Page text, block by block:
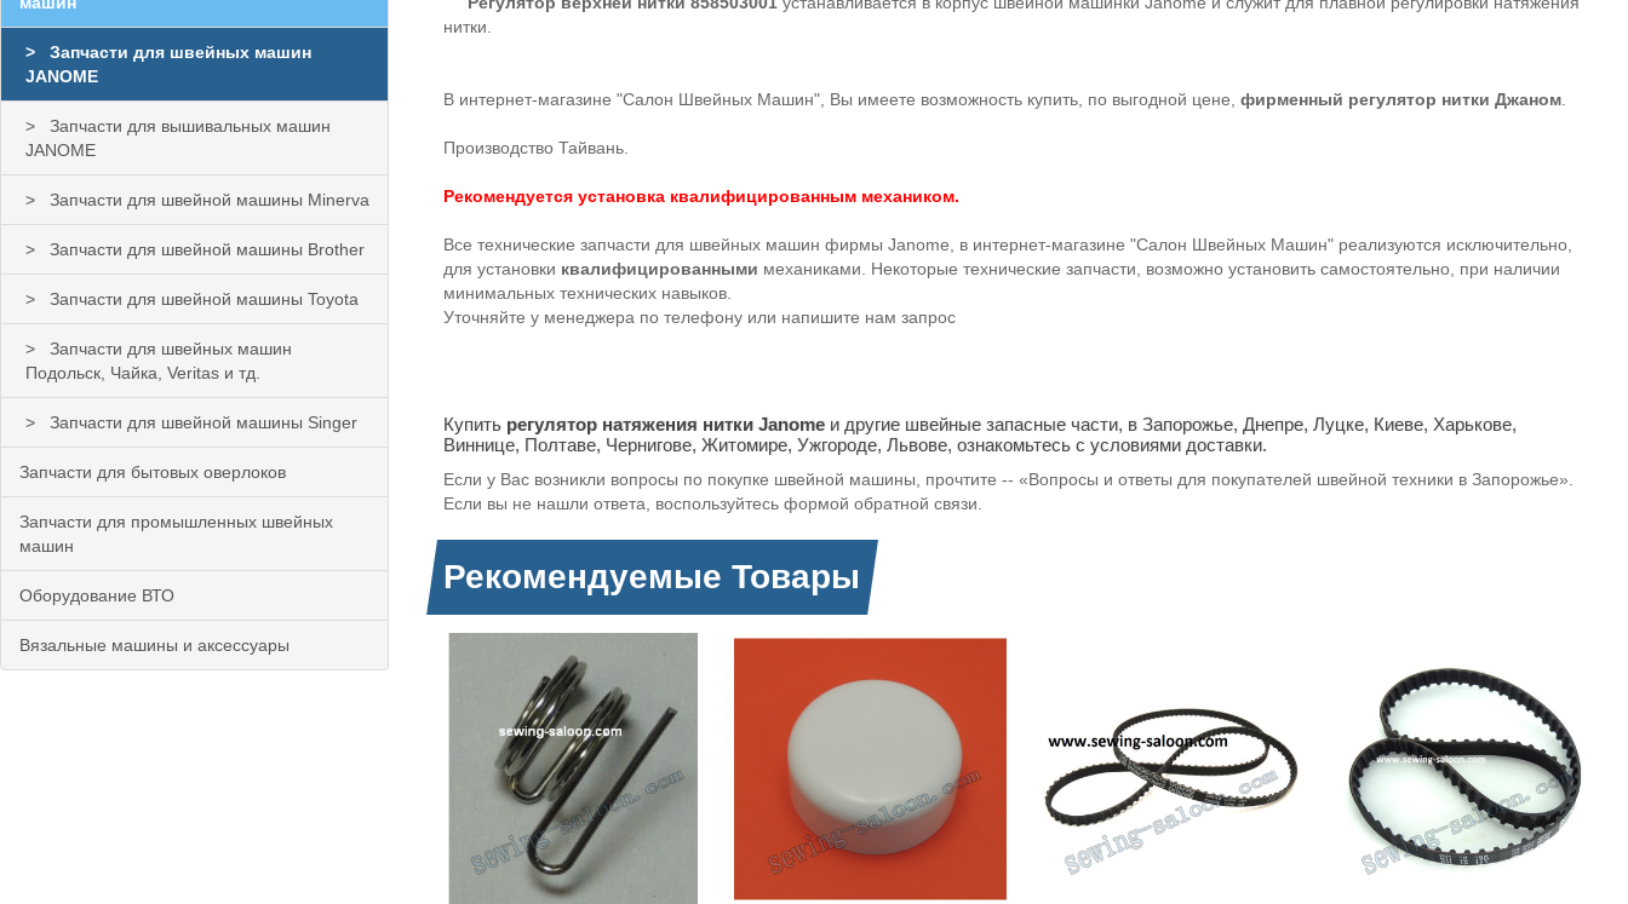
Запчасти для швейных машин
JANOME
Запчасти для вышивальных машин
JANOME
Запчасти для швейной машины Minerva
Запчасти для швейной машины Brother
Запчасти для швейной машины Toyota
Запчасти для швейных машин
Подольск, Чайка, Veritas и тд.
Запчасти для швейной машины Singer
Запчасти для бытовых оверлоков
Запчасти для промышленных швейных
машин
Оборудование ВТО
Вязальные машины и аксессуары
нитки.
В интернет-магазине "Салон Швейных Машин", Вы имеете возможность купить, по выгодной цене, фирменный регулятор нитки Джаном
Производство Тайвань.
Рекомендуется установка квалифицированным механиком.
Все технические запчасти для швейных машин фирмы Janome, в интернет-магазине "Салон Швейных Машин" реализуются исключительно,
для установки квалифицированными механиками. Некоторые технические запчасти, возможно установить самостоятельно, при наличии
минимальных технических навыков.
Уточняйте у менеджера по телефону или напишите нам запрос
Купить регулятор натяжения нитки Janome и другие швейные запасные части, в Запорожье, Днепре, Луцке, Киеве, Харькове,
Виннице, Полтаве, Чернигове, Житомире, Ужгороде, Львове, ознакомьтесь с условиями доставки.
Если у Вас возникли вопросы по покупке швейной машины, прочтите -- «Вопросы и ответы для покупателей швейной техники в Запорожье».
Если вы не нашли ответа, воспользуйтесь формой обратной связи.
Рекомендуемые Товары